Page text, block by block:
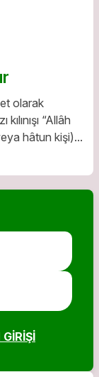
olarak
“Allâh
hâtun kişi)...